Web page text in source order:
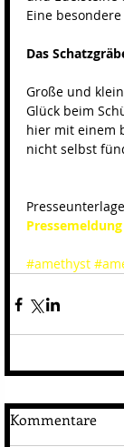
Eine
Das
Große und
Glück beim
hier mit einem
nicht selbst
#amethyst
Kommentare